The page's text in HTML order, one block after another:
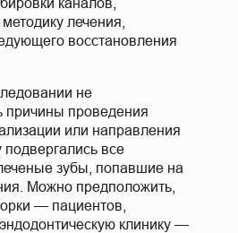
лечения,
восстановления
не
причины проведения
или направления
подвергались все
зубы, попавшие на
Можно предположить,
— пациентов,
клинику —